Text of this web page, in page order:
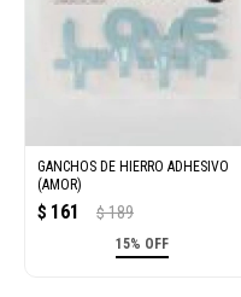
GANCHOS DE HIERRO ADHESIVO
(AMOR)
$ 161 $ 189
15% OFF